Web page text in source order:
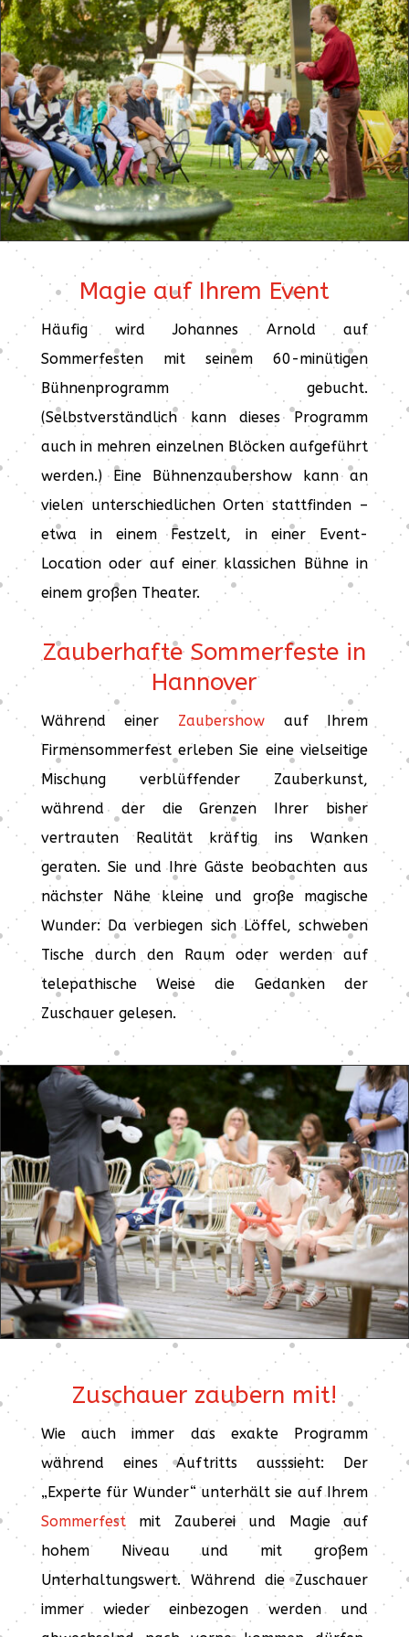
Magie auf Ihrem Event
Häufig wird Johannes Arnold auf
Sommerfesten mit seinem 60-minütigen
Bühnenprogramm gebucht.
(Selbstverständlich kann dieses Programm
auch in mehren einzelnen Blöcken aufgeführt
werden.) Eine Bühnenzaubershow kann an
vielen unterschiedlichen Orten stattfinden –
etwa in einem Festzelt, in einer Event-
Location oder auf einer klassichen Bühne in
einem großen Theater.
Zauberhafte Sommerfeste in
Hannover
Während einer Zaubershow auf Ihrem
Firmensommerfest erleben Sie eine vielseitige
Mischung verblüffender Zauberkunst,
während der die Grenzen Ihrer bisher
vertrauten Realität kräftig ins Wanken
geraten. Sie und Ihre Gäste beobachten aus
nächster Nähe kleine und große magische
Wunder: Da verbiegen sich Löffel, schweben
Tische durch den Raum oder werden auf
telepathische Weise die Gedanken der
Zuschauer gelesen.
Zuschauer zaubern mit!
Wie auch immer das exakte Programm
während eines Auftritts ausssieht: Der
„Experte für Wunder“ unterhält sie auf Ihrem
Sommerfestmit Zauberei und Magie auf
hohem Niveau und mit großem
Unterhaltungswert. Während die Zuschauer
immer wieder einbezogen werden und